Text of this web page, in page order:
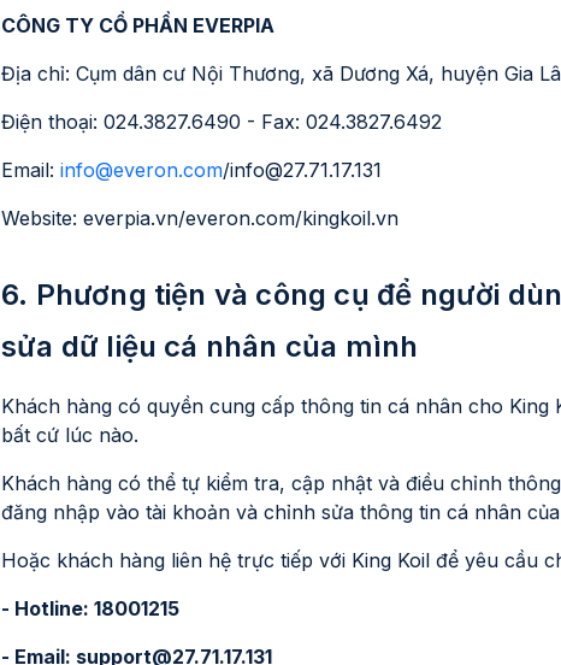
CÔNG TY CỔ PHẦN EVERPIA
Địa chỉ: Cụm dân cư Nội Thương, xã Dương Xá, huyện Gia
Điện thoại: 024.3827.6490 - Fax: 024.3827.6492
Email: info@everon.com/info@27.71.17.131
Website: everpia.vn/everon.com/kingkoil.vn
6. Phương tiện và công cụ để người
sửa dữ liệu cá nhân của mình
Khách hàng có quyền cung cấp thông tin cá nhân cho King
bất cứ lúc nào.
Khách hàng có thể tự kiểm tra, cập nhật và điều chỉnh
đăng nhập vào tài khoản và chỉnh sửa thông tin cá nhân
Hoặc khách hàng liên hệ trực tiếp với King Koil để yêu cầu
- Hotline: 18001215
- Email: support@27.71.17.131